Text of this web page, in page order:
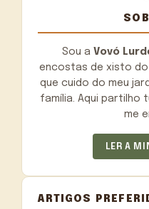
Sou a Vovó
encostas de xisto do
que cuido do meu
família. Aqui partilho
me
LER A
ARTIGOS